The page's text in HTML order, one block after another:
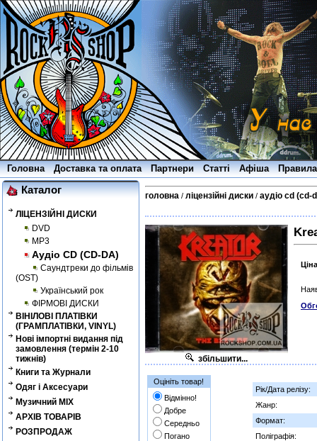
Головна Доставка та оплата Партнери Статті Афіша
Каталог
ЛІЦЕНЗІЙНІ ДИСКИ
DVD
MP3
Аудіо CD (CD-DA)
Саундтреки до фільмів
(OST)
Український рок
ФІРМОВІ ДИСКИ
ВІНІЛОВІ ПЛАТІВКИ
(ГРАМПЛАТІВКИ, VINYL)
Нові імпортні видання під
замовлення (термін 2-10
тижнів)
Книги та Журнали
Одяг і Аксесуари
Музичний MIX
АРХІВ ТОВАРІВ
РОЗПРОДАЖ
головна / ліцензійні диски / аудіо cd (cd-
збільшити...
Оцініть товар!
Відмінно!
Добре
Середньо
Погано
Рік/Дата релізу:
Жанр:
Формат:
Поліграфія: